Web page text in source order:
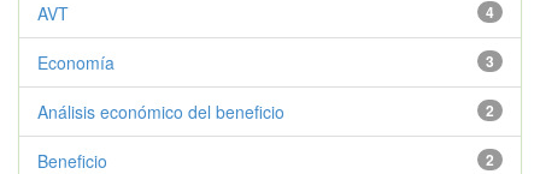
4
AVT
3
Economía
2
Análisis económico del beneficio
2
Beneficio